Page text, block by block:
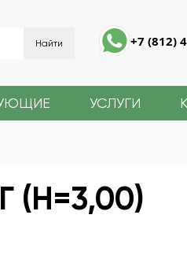
+7 (812)
УСЛУГИ
(Н=3,00)